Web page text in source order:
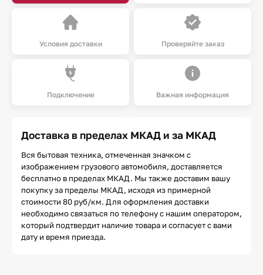
Условия доставки Проверяйте заказ
Подключение Важная информация
Доставка в пределах МКАД и за МКАД
Вся бытовая техника, отмеченная значком с
изображением грузового автомобиля, доставляется
бесплатно в пределах МКАД. Мы также доставим вашу
покупку за пределы МКАД, исходя из примерной
стоимости 80 руб/км. Для оформления доставки
необходимо связаться по телефону с нашим оператором,
который подтвердит наличие товара и согласует с вами
дату и время приезда.